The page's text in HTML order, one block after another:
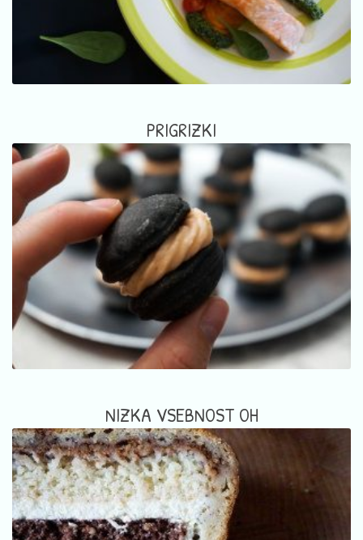
PRIGRIZKI
NIZKA VSEBNOST OH